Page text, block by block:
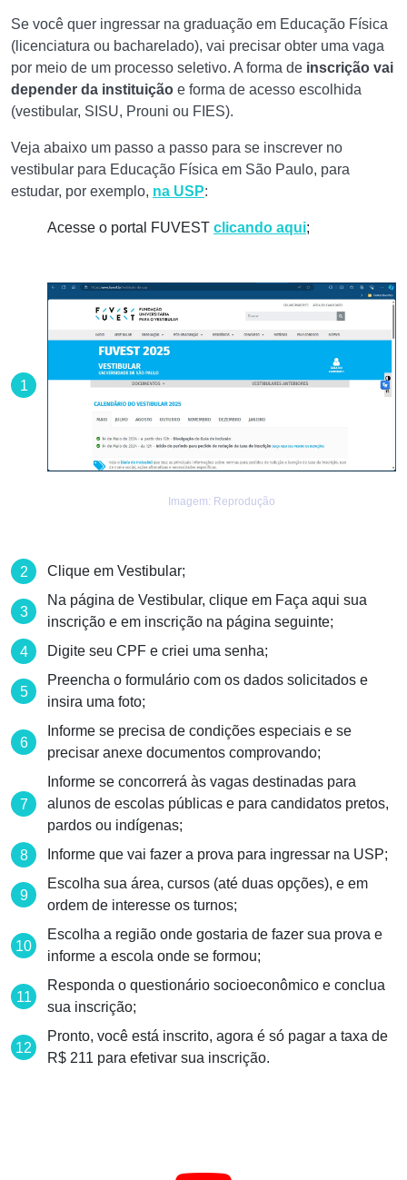
Se você quer ingressar na graduação em Educação Física
(licenciatura ou bacharelado), vai precisar obter uma vaga
por meio de um processo seletivo. A forma de inscrição vai
depender da instituição e forma de acesso escolhida
(vestibular, SISU, Prouni ou FIES).
Veja abaixo um passo a passo para se inscrever no
vestibular para Educação Física em São Paulo, para
estudar, por exemplo, na USP:
Acesse o portal FUVEST clicando aqui;
Imagem: Reprodução
Clique em Vestibular;
Na página de Vestibular, clique em Faça aqui sua
inscrição e em inscrição na página seguinte;
Digite seu CPF e criei uma senha;
Preencha o formulário com os dados solicitados e
insira uma foto;
Informe se precisa de condições especiais e se
precisar anexe documentos comprovando;
Informe se concorrerá às vagas destinadas para
alunos de escolas públicas e para candidatos pretos,
pardos ou indígenas;
Informe que vai fazer a prova para ingressar na USP;
Escolha sua área, cursos (até duas opções), e em
ordem de interesse os turnos;
Escolha a região onde gostaria de fazer sua prova e
informe a escola onde se formou;
Responda o questionário socioeconômico e conclua
sua inscrição;
Pronto, você está inscrito, agora é só pagar a taxa de
R$ 211 para efetivar sua inscrição.